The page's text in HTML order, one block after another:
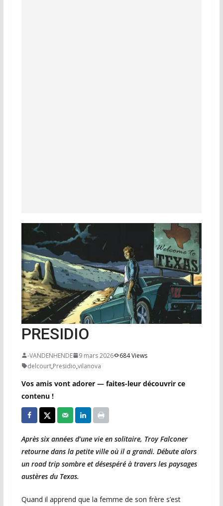
PRESIDIO
-VANDENHENDE 9 mars 2026
684 Views
delcourt,Presidio,vilanova
Vos amis vont adorer — faites-leur découvrir ce
contenu !
Après six années d’une vie en solitaire, Troy Falconer
retourne dans la petite ville où il a grandi. Débute alors
un road trip sombre et désespéré à travers les paysages
austères du Texas.
Quand il apprend que la femme de son frère s’est